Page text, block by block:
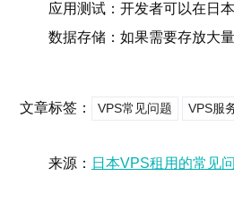
应用测试：开发者可以在日
数据存储：如果需要存放大
文章标签： VPS常见问题 VPS服
来源： 日本VPS租用的常见